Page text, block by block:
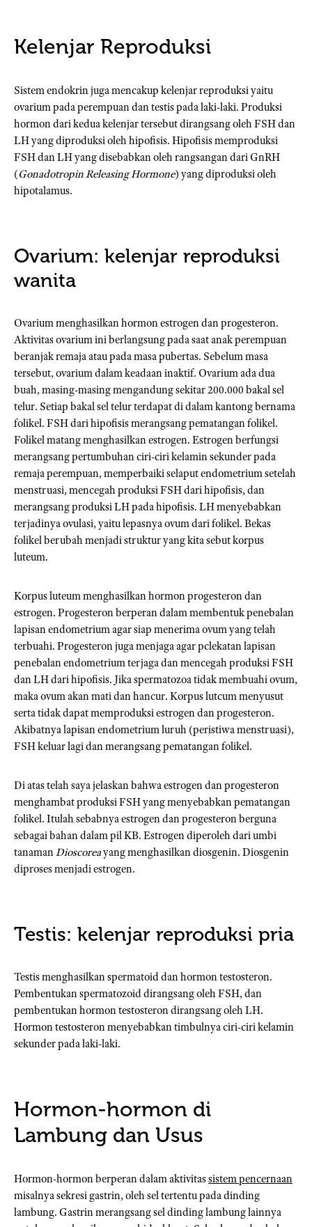
Kelenjar Reproduksi
Sistem endokrin juga mencakup kelenjar reproduksi yaitu
ovarium pada perempuan dan testis pada laki-laki. Produksi
hormon dari kedua kelenjar tersebut dirangsang oleh FSH dan
LH yang diproduksi oleh hipofisis. Hipofisis memproduksi
FSH dan LH yang disebabkan oleh rangsangan dari GnRH
(Gonadotropin Releasing Hormone) yang diproduksi oleh
hipotalamus.
Ovarium: kelenjar reproduksi
wanita
Ovarium menghasilkan hormon estrogen dan progesteron.
Aktivitas ovarium ini berlangsung pada saat anak perempuan
beranjak remaja atau pada masa pubertas. Sebelum masa
tersebut, ovarium dalam keadaan inaktif. Ovarium ada dua
buah, masing-masing mengandung sekitar 200.000 bakal sel
telur. Setiap bakal sel telur terdapat di dalam kantong bernama
folikel. FSH dari hipofisis merangsang pematangan folikel.
Folikel matang menghasilkan estrogen. Estrogen berfungsi
merangsang pertumbuhan ciri-ciri kelamin sekunder pada
remaja perempuan, memperbaiki selaput endometrium setelah
menstruasi, mencegah produksi FSH dari hipofisis, dan
merangsang produksi LH pada hipofisis. LH menyebabkan
terjadinya ovulasi, yaitu lepasnya ovum dari folikel. Bekas
folikel berubah menjadi struktur yang kita sebut korpus
luteum.
Korpus luteum menghasilkan hormon progesteron dan
estrogen. Progesteron berperan dalam membentuk penebalan
lapisan endometrium agar siap menerima ovum yang telah
terbuahi. Progesteron juga menjaga agar pclekatan lapisan
penebalan endometrium terjaga dan mencegah produksi FSH
dan LH dari hipofisis. Jika spermatozoa tidak membuahi ovum,
maka ovum akan mati dan hancur. Korpus lutcum menyusut
serta tidak dapat memproduksi estrogen dan progesteron.
Akibatnya lapisan endometrium luruh (peristiwa menstruasi),
FSH keluar lagi dan merangsang pematangan folikel.
Di atas telah saya jelaskan bahwa estrogen dan progesteron
menghambat produksi FSH yang menyebabkan pematangan
folikel. Itulah sebabnya estrogen dan progesteron berguna
sebagai bahan dalam pil KB. Estrogen diperoleh dari umbi
tanamanDioscoreayang menghasilkan diosgenin. Diosgenin
diproses menjadi estrogen.
Testis: kelenjar reproduksi pria
Testis menghasilkan spermatoid dan hormon testosteron.
Pembentukan spermatozoid dirangsang oleh FSH, dan
pembentukan hormon testosteron dirangsang oleh LH.
Hormon testosteron menyebabkan timbulnya ciri-ciri kelamin
sekunder pada laki-laki.
Hormon-hormon di
Lambung dan Usus
Hormon-hormon berperan dalam aktivitassistem pencernaan
misalnya sekresi gastrin, oleh sel tertentu pada dinding
lambung. Gastrin merangsang sel dinding lambung lainnya